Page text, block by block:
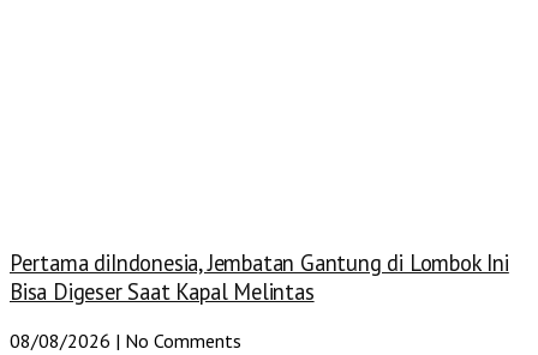
Pertama diIndonesia, Jembatan Gantung di Lombok Ini
Bisa Digeser Saat Kapal Melintas
08/08/2026 No Comments